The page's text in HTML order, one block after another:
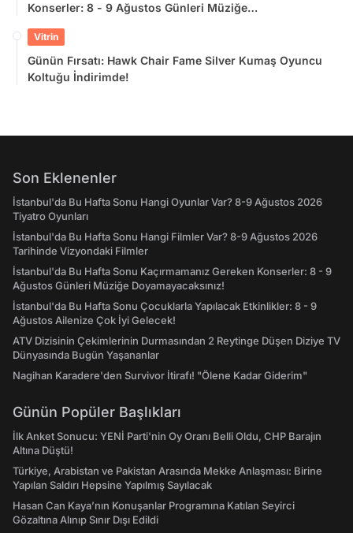
Konserler: 8 - 9 Ağustos Günleri Müziğe
Vitrin
Günün Fırsatı: Hawk Chair Fame Silver Kumaş Oyuncu
Koltuğu İndirimde!
Son Eklenenler
İstanbul'da Bu Hafta Sonu Hangi Oyunlar Var? 8-9 Ağustos 2026
Tiyatro Oyunları
İstanbul'da Bu Hafta Sonu Hangi Filmler Var? 8-9 Ağustos 2026
Tarihinde Vizyondaki Filmler
İstanbul'da Bu Hafta Sonu Kaçırmamanız Gereken Konserler: 8 - 9
Ağustos Günleri Müziğe Doyamayacaksınız!
İstanbul'da Bu Hafta Sonu Çocuklarla Yapılacak Etkinlikler: 8 - 9
Ağustos Ailenize Çok İyi Gelecek!
ATV Dizisinin Çekimlerinin Durmasından 2 Reytinge Düşen Diziye TV
Dünyasında Bugün Yaşananlar
Nagihan Karadere'den Survivor İtirafı! "Ölene Kadar Giderim"
Günün Popüler Başlıkları
İlk Anket Sonucu: YENİ Parti'nin Oy Oranı Belli Oldu, CHP Barajın
Altına Düştü!
Türkiye, Arabistan ve Pakistan Arasında Mekke Anlaşması: Birine
Yapılan Saldırı Hepsine Yapılmış Sayılacak
Hasan Can Kaya’nın Konuşanlar Programına Katılan Seyirci
Gözaltına Alınıp Sınır Dışı Edildi